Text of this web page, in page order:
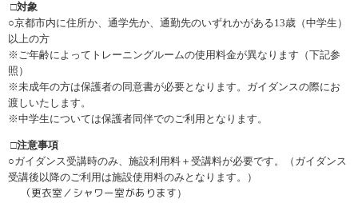
□対象
○京都市内に住所か、通学先か、通勤先のいずれかがある13歳（中学生）
以上の方
※ご年齢によってトレーニングルームの使用料金が異なります（下記参
照）
※未成年の方は保護者の同意書が必要となります。ガイダンスの際にお
渡しいたします。
※中学生については保護者同伴でのご利用となります。
□注意事項
○ガイダンス受講時のみ、施設利用料＋受講料が必要です。（ガイダンス
受講後以降のご利用は施設使用料のみとなります。）
（更衣室／シャワー室があります ）